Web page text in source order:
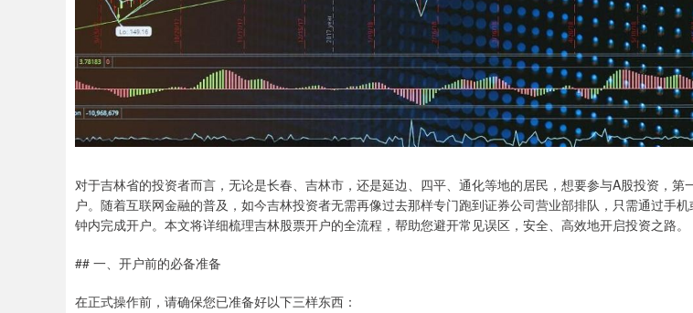
对于吉林省的投资者而言，无论是长春、吉林市，还是延边、四平、通化等地的居民，想要参与A股投资，第
户。随着互联网金融的普及，如今吉林投资者无需再像过去那样专门跑到证券公司营业部排队，只需通过手
钟内完成开户。本文将详细梳理吉林股票开户的全流程，帮助您避开常见误区，安全、高效地开启投资之路。
## 一、开户前的必备准备
在正式操作前，请确保您已准备好以下三样东西：